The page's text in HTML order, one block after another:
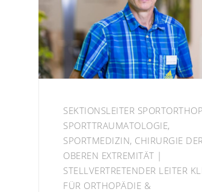
SEKTIONSLEITER
SPORTTRAUMATOLOGIE,
SPORTMEDIZIN, CHIRURGIE DER
OBEREN EXTREMITÄT |
STELLVERTRETENDER LEITER
FÜR ORTHOPÄDIE &